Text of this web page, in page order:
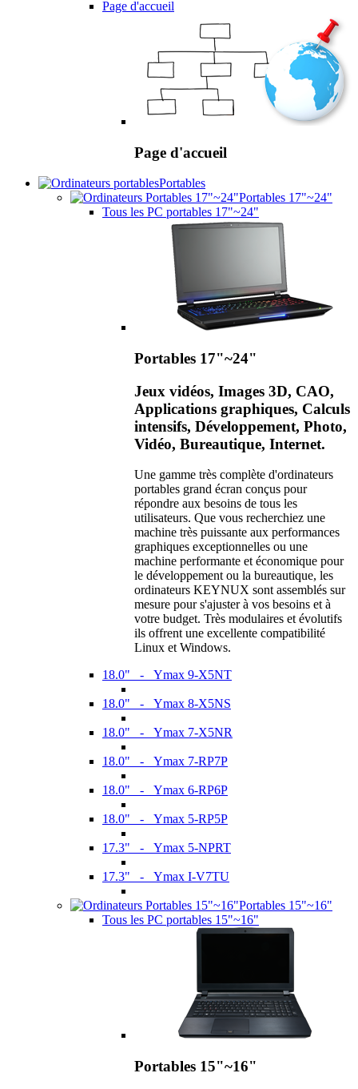
Page d'accueil
Page d'accueil
Portables
Portables 17"~24"
Tous les PC portables 17"~24"
Portables 17"~24"
Jeux vidéos, Images 3D, CAO,
Applications graphiques, Calculs
intensifs, Développement, Photo,
Vidéo, Bureautique, Internet.
Une gamme très complète d'ordinateurs
portables grand écran conçus pour
répondre aux besoins de tous les
utilisateurs. Que vous recherchiez une
machine très puissante aux performances
graphiques exceptionnelles ou une
machine performante et économique pour
le développement ou la bureautique, les
ordinateurs KEYNUX sont assemblés sur
mesure pour s'ajuster à vos besoins et à
votre budget. Très modulaires et évolutifs
ils offrent une excellente compatibilité
Linux et Windows.
18.0" - Ymax 9-X5NT
18.0" - Ymax 8-X5NS
18.0" - Ymax 7-X5NR
18.0" - Ymax 7-RP7P
18.0" - Ymax 6-RP6P
18.0" - Ymax 5-RP5P
17.3" - Ymax 5-NPRT
17.3" - Ymax I-V7TU
Portables 15"~16"
Tous les PC portables 15"~16"
Portables 15"~16"